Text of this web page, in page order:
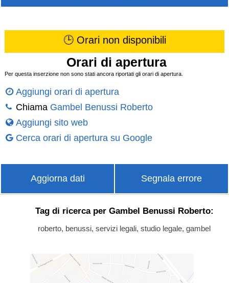
🕒 Orari non disponibili
Orari di apertura
Per questa inserzione non sono stati ancora riportati gli orari di apertura.
Aggiungi orari di apertura
Chiama Gambel Benussi Roberto
Aggiungi sito web
Cerca orari di apertura su Google
Aggiorna dati Segnala errore
Tag di ricerca per Gambel Benussi Roberto:
roberto, benussi, servizi legali, studio legale, gambel